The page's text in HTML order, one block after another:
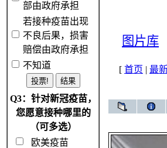
部由政府承担
若接种疫苗出现
不良后果，损害
赔偿由政府承担
不知道
Q3：针对新冠疫苗，
您愿意接种哪里的
（可多选）
欧美疫苗
图片库
[ 首页 | 最